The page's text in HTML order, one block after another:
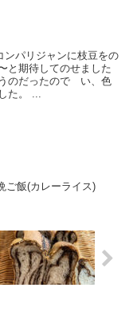
パリジャンに枝豆をの
と期待してのせました
のだったので い、色
た。 ...
ご飯(カレーライス)